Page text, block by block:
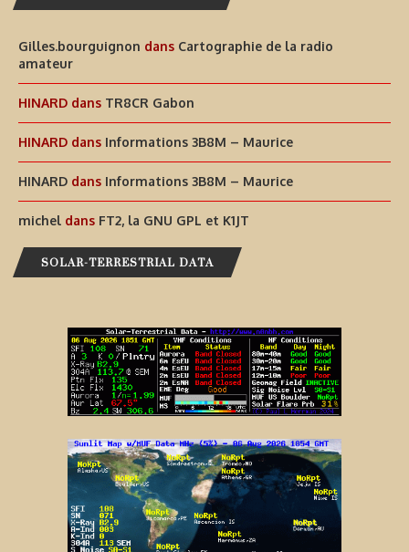
Gilles.bourguignon dans Cartographie de la radio
amateur
HINARD dans TR8CR Gabon
HINARD dans Informations 3B8M – Maurice
HINARD dans Informations 3B8M – Maurice
michel dans FT2, la GNU GPL et K1JT
SOLAR-TERRESTRIAL DATA